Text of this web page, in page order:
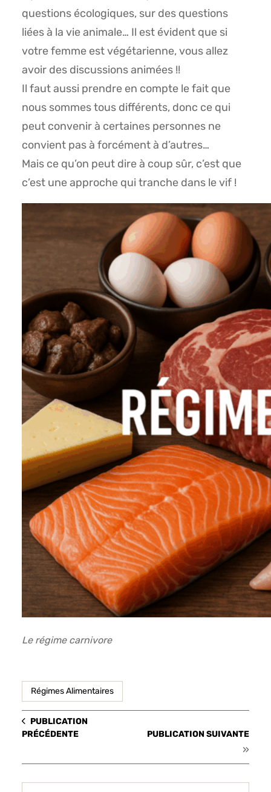
questions écologiques, sur des questions
liées à la vie animale… Il est évident que si
votre femme est végétarienne, vous allez
avoir des discussions animées !!
Il faut aussi prendre en compte le fait que
nous sommes tous différents, donc ce qui
peut convenir à certaines personnes ne
convient pas à forcément à d’autres…
Mais ce qu’on peut dire à coup sûr, c’est que
c’est une approche qui tranche dans le vif !
Le régime carnivore
Régimes Alimentaires
PUBLICATION
PRÉCÉDENTE
PUBLICATION SUIVANTE
»